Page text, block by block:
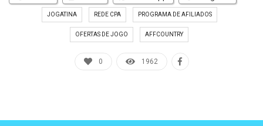
JOGATINA REDE CPA PROGRAMA DE AFILIADOS
OFERTAS DE JOGO AFFCOUNTRY
0 1962